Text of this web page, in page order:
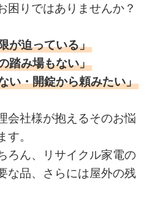
困りではありませんか？
が迫っている」
踏み場もない」
い・開錠から頼みたい」
会社様が抱えるそのお悩
す。
ろん、リサイクル家電の
な品、さらには屋外の残